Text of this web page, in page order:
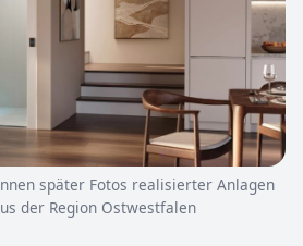
später Fotos realisierter Anlagen
der Region Ostwestfalen